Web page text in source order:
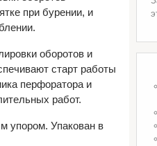
при бурении, и
оборотов и
старт работы
перфоратора и
работ.
упором. Упакован в